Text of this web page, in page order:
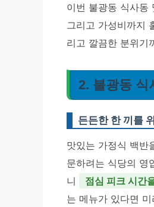
이번 불광동 식사동
그리고 가성비까지
리고 깔끔한 분위기
2. 불광동 식
든든한 한 끼를
맛있는 가정식 백반
문하려는 식당의 영
니
점심 피크 시간
는 메뉴가 있다면